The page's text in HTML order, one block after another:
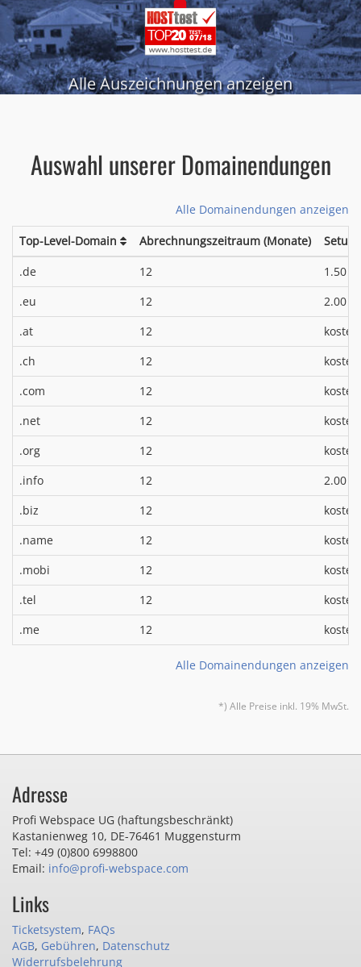
Alle Auszeichnungen anzeigen
Auswahl unserer Domainendungen
Alle Domainendungen anzeigen
Top-Level-Domain Abrechnungszeitraum (Monate)
.de
12 1.50 €
.eu 12 2.00 €
.at 12
.ch
12
.com
12
.net
12
.org
12
.info
12 2.00 €
.biz 12
.name
12
.mobi
12
.tel
12
.me
12
Alle Domainendungen anzeigen
*) Alle Preise inkl. 19% MwSt.
Adresse
Profi Webspace UG (haftungsbeschränkt)
Kastanienweg 10, DE-76461 Muggensturm
Tel: +49 (0)800 6998800
Email: info@profi-webspace.com
Links
Ticketsystem, FAQs
AGB, Gebühren, Datenschutz
Widerrufsbelehrung